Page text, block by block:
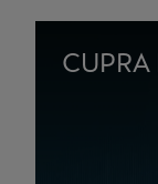
CUPRA